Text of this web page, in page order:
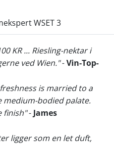
WSET 3
KR ... Riesling-nektar i
ved Wien."-Vin-Top-
is married to a
medium-bodied palate.
finish"- James
ligger som en let duft,